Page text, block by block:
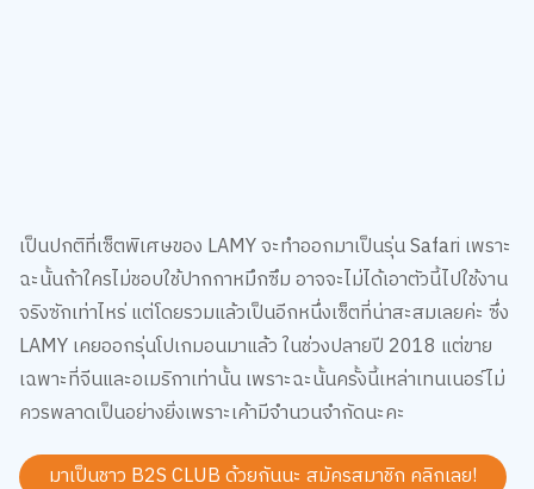
ฉะนั้นถ้าใครไม่ชอบใช้ปากกาหมึกซึม อาจจะไม่ได้เอาตัวนี้ไปใช้งาน
จริงซักเท่าไหร่ แต่โดยรวมแล้วเป็นอีกหนึ่งเซ็ตที่น่าสะสมเลยค่ะ ซึ่ง
LAMY เคยออกรุ่นโปเกมอนมาแล้ว ในช่วงปลายปี 2018 แต่ขาย
เฉพาะที่จีนและอเมริกาเท่านั้น เพราะฉะนั้นครั้งนี้เหล่าเทนเนอร์ไม่
ควรพลาดเป็นอย่างยิ่งเพราะเค้ามีจำนวนจำกัดนะคะ